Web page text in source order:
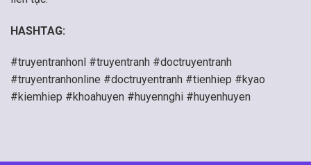
HASHTAG:
#truyentranhonl #truyentranh #doctruyentranh
#truyentranhonline #doctruyentranh #tienhiep #kyao
#kiemhiep #khoahuyen #huyennghi #huyenhuyen